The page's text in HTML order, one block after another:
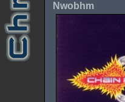
Nwobhm